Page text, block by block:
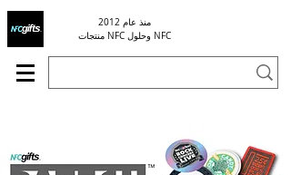
منذ عام 2012
منتجات NFC وحلول NFC